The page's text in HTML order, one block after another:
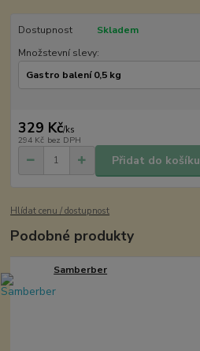
Dostupnost
Skladem
Množstevní slevy:
329 Kč/ks
294 Kč bez DPH
Přidat do košíku
Hlídat cenu / dostupnost
Podobné produkty
Samberber